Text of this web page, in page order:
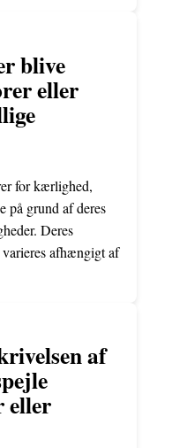
blive
eller
for kærlighed,
på grund af deres
Deres
varieres afhængigt af
af
eller